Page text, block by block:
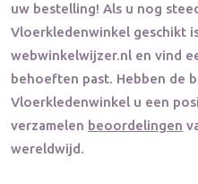
uw bestelling! Als u nog
Vloerkledenwinkel geschikt
webwinkelwijzer.nl en vind
behoeften past. Hebben de
Vloerkledenwinkel u een
verzamelen beoordelingen
wereldwijd.